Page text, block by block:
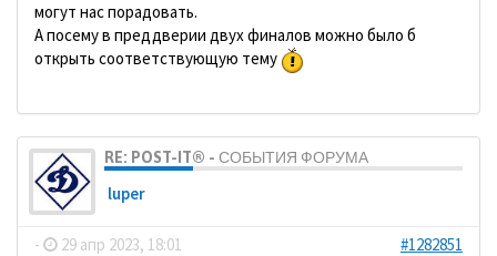
могут нас порадовать.
А посему в преддверии двух финалов можно было б
открыть соответствующую тему
RE: POST-IT® - СОБЫТИЯ ФОРУМА
luper
- 29 апр 2023, 18:01 #1282851